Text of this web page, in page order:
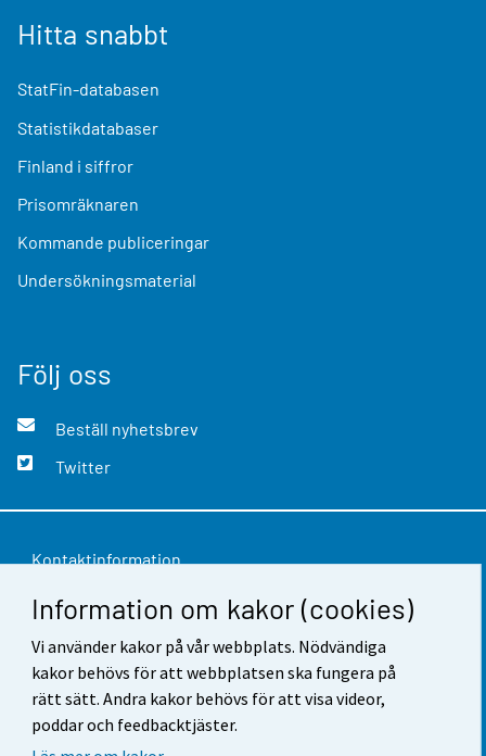
Information om kakor (cookies)
Vi använder kakor på vår webbplats. Nödvändiga
kakor behövs för att webbplatsen ska fungera på
rätt sätt. Andra kakor behövs för att visa videor,
poddar och feedbacktjäster.
Hitta snabbt
StatFin-databasen
Statistikdatabaser
Finland i siffror
Prisomräknaren
Kommande publiceringar
Undersökningsmaterial
Följ oss
Beställ nyhetsbrev
Twitter
Kontaktinformation
Respons
Användarvillkor
Dataskydd
Tillgänglighet